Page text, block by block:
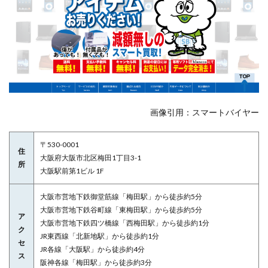
画像引用：スマートバイヤー
住
所
〒530-0001
大阪府大阪市北区梅田1丁目3-1
大阪駅前第1ビル 1F
ア
ク
セ
ス
大阪市営地下鉄御堂筋線「梅田駅」から徒歩約5分
大阪市営地下鉄谷町線「東梅田駅」から徒歩約5分
大阪市営地下鉄四ツ橋線「西梅田駅」から徒歩約1分
JR東西線「北新地駅」から徒歩約1分
JR各線「大阪駅」から徒歩約4分
阪神各線「梅田駅」から徒歩約3分